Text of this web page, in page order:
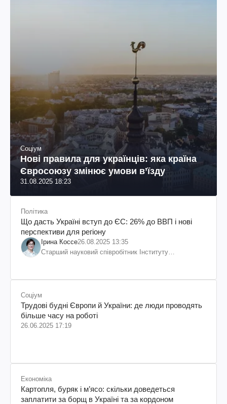
Соціум
Нові правила для українців: яка країна
Євросоюзу змінює умови в’їзду
31.08.2025 18:23
Політика
Що дасть Україні вступ до ЄС: 26% до ВВП і нові
перспективи для регіону
Ірина Коссе26.08.2025 13:35
Старший науковий співробітник Інституту
Соціум
Трудові будні Європи й України: де люди проводять
більше часу на роботі
26.06.2025 17:19
Економіка
Картопля, буряк і м’ясо: скільки доведеться
заплатити за борщ в Україні та за кордоном